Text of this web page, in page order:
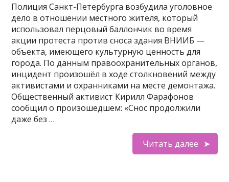
Полиция Санкт-Петербурга возбудила уголовное
дело в отношении местного жителя, который
использовал перцовый баллончик во время
акции протеста против сноса здания ВНИИБ —
объекта, имеющего культурную ценность для
города. По данным правоохранительных органов,
инцидент произошёл в ходе столкновений между
активистами и охранниками на месте демонтажа.
Общественный активист Кирилл Фарафонов
сообщил о произошедшем: «Снос продолжили
даже без …
Читать далее